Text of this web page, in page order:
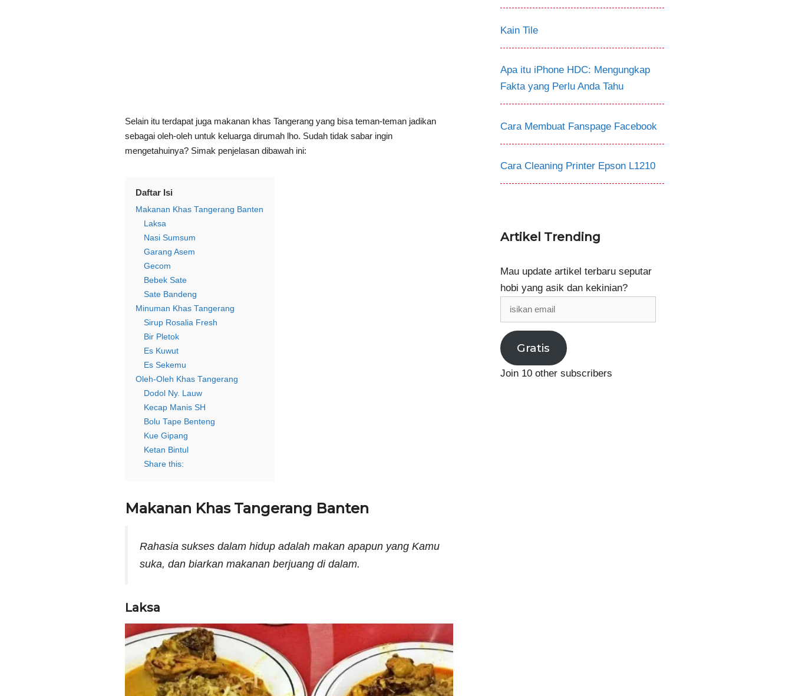
Selain itu terdapat juga makanan khas Tangerang yang bisa teman-teman jadikan
sebagai oleh-oleh untuk keluarga dirumah lho. Sudah tidak sabar ingin
mengetahuinya? Simak penjelasan dibawah ini:
Daftar Isi
Makanan Khas Tangerang Banten
Laksa
Nasi Sumsum
Garang Asem
Gecom
Bebek Sate
Sate Bandeng
Minuman Khas Tangerang
Sirup Rosalia Fresh
Bir Pletok
Es Kuwut
Es Sekemu
Oleh-Oleh Khas Tangerang
Dodol Ny. Lauw
Kecap Manis SH
Bolu Tape Benteng
Kue Gipang
Ketan Bintul
Share this:
Makanan Khas Tangerang Banten
Rahasia sukses dalam hidup adalah makan apapun yang Kamu
suka, dan biarkan makanan berjuang di dalam.
Laksa
Kain Tile
Apa itu iPhone HDC: Mengungkap
Fakta yang Perlu Anda Tahu
Cara Membuat Fanspage Facebook
Cara Cleaning Printer Epson L1210
Artikel Trending
Mau update artikel terbaru seputar
hobi yang asik dan kekinian?
isikan
email
Gratis
Join 10 other subscribers